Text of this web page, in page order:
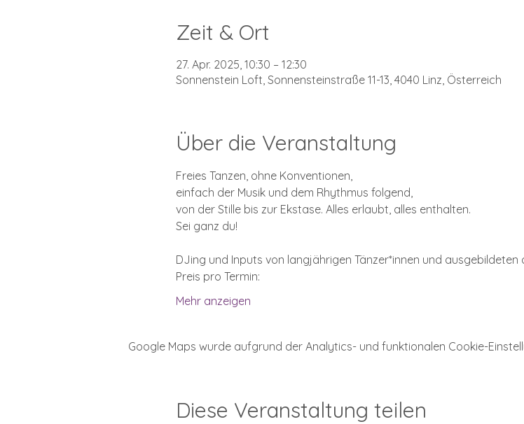
Zeit & Ort
27. Apr. 2025, 10:30 – 12:30
Sonnenstein Loft, Sonnensteinstraße 11-13, 4040 Linz, Österreich
Über die Veranstaltung
Freies Tanzen, ohne Konventionen,
einfach der Musik und dem Rhythmus folgend,
von der Stille bis zur Ekstase. Alles erlaubt, alles enthalten.
Sei ganz du!
DJing und Inputs von langjährigen Tänzer*innen und ausgebildeten
Preis pro Termin:
Mehr anzeigen
Google Maps wurde aufgrund der Analytics- und funktionalen Cookie-
Diese Veranstaltung teilen